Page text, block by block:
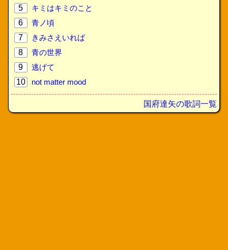
5
キミはキミのこと
6
青ノ頃
7
きみさえいれば
8
青の世界
9
逃げて
10
not matter mood
国府達矢の歌詞一覧